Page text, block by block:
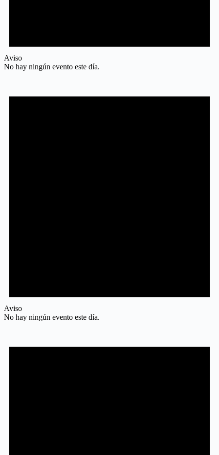
Aviso
No hay ningún evento este día.
Aviso
No hay ningún evento este día.